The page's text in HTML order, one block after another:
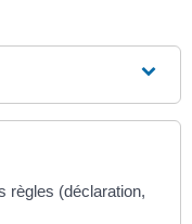
règles (déclaration,